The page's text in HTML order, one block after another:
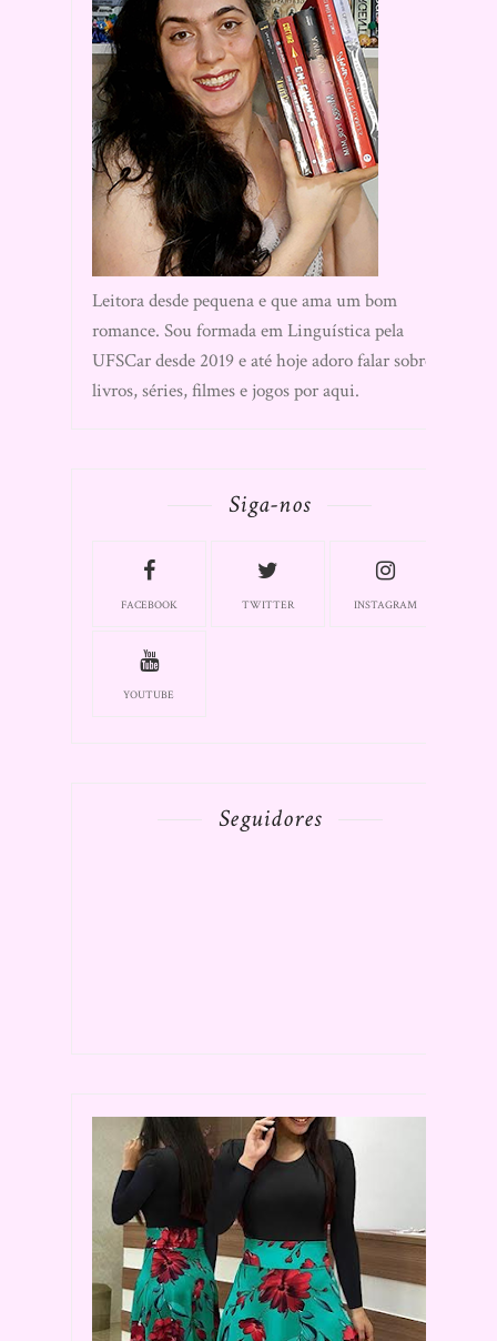
Leitora desde pequena e que ama um bom
romance. Sou formada em Linguística pela
UFSCar desde 2019 e até hoje adoro falar sobre
livros, séries, filmes e jogos por aqui.
Siga-nos
FACEBOOK TWITTER INSTAGRAM
YOUTUBE
Seguidores